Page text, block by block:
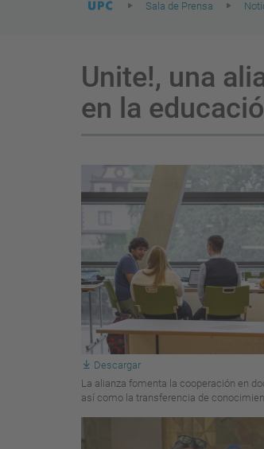
Sala de Prensa
Unite!, una
en la
Descargar
La alianza fomenta la cooperación en
así como la transferencia de